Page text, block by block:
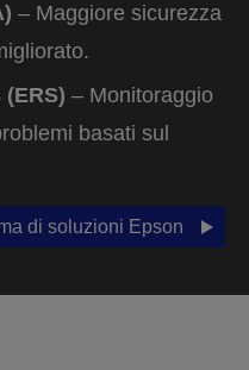
– Maggiore sicurezza
– Monitoraggio
basati sul
di soluzioni Epson